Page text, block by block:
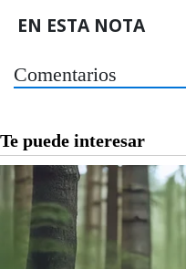
EN ESTA NOTA
Comentarios